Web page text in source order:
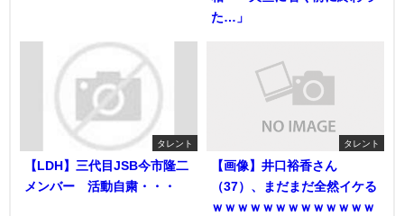
た…」
タレント
【LDH】三代目JSB今市隆二
メンバー 活動自粛・・・
タレント
【画像】井口裕香さん
（37）、まだまだ全然イケる
ｗｗｗｗｗｗｗｗｗｗｗｗｗ